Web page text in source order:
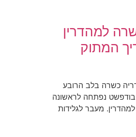
למהדרין
המתוק
כשרה בלב הרובע
בודפשט נפתחה לראשונה
מעבר לגלידות